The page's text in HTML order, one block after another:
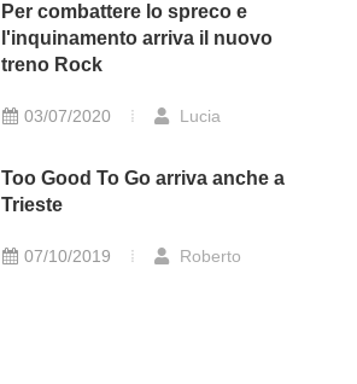
Per combattere lo spreco e
l'inquinamento arriva il nuovo
treno Rock
03/07/2020 Lucia
Too Good To Go arriva anche a
Trieste
07/10/2019 Roberto